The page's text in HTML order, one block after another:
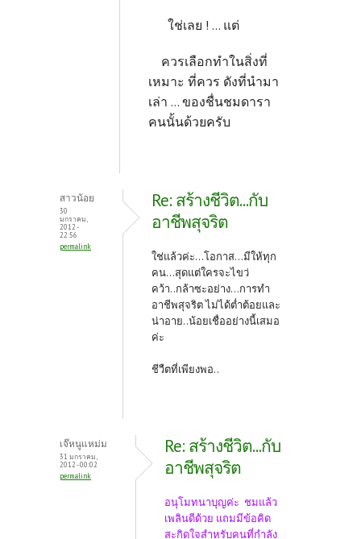
ใช่เลย ! ... แต่
ควรเลือกทำในสิ่งที่
เหมาะ ที่ควร ดังที่นำมา
เล่า ... ของชื่นชมดารา
คนนั้นด้วยครับ
สาวน้อย
30
มกราคม,
2012 -
22:56
permalink
Re: สร้างชีวิต...กับ
อาชีพสุจริต
ใช่แล้วค่ะ...โอกาส...มีให้ทุก
คน...สุดแต่ใครจะไขว่
คว้า..กล้าซะอย่าง...การทำ
อาชีพสุจริต ไม่ได้ต่ำต้อยและ
น่าอาย..น้อยเชื่ออย่างนี้เสมอ
ค่ะ
ชีวืตที่เพียงพอ..
เจ๊หนูแหม่ม
31 มกราคม,
2012 - 00:02
permalink
Re: สร้างชีวิต...กับ
อาชีพสุจริต
อนุโมทนาบุญค่ะ ชมแล้ว
เพลินดีด้วย แถมมีข้อคิด
สะกิดใจสำหรับคนที่กำลัง